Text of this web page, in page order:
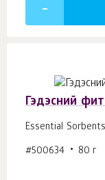
Гэдэсний
Essential Sorbents
#500634 80 г